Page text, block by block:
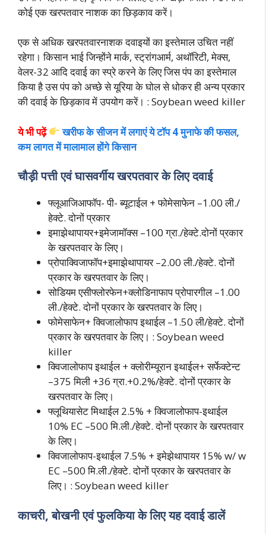
कोई एक खरपतवार नाशक का छिड़काव करें।
एक से अधिक खरपतवारनाशक दवाइयों का इस्तेमाल उचित नहीं
रहेगा। किसान भाई जिन्होंने मार्क, स्ट्रांगआर्म, अथॉरिटी, मेक्स,
वेलर-32 आदि दवाई का स्प्रे करने के लिए जिस पंप का इस्तेमाल
किया है उस पंप को अच्छे से यूरिया के घोल से धोकर ही अन्य प्रकार
की दवाई के छिड़काव में उपयोग करें। : Soybean weed killer
ये भी पढ़ें
खरीफ के सीजन में लगाएं ये टॉप 4 मुनाफे की फसल,
कम लागत में मालामाल होंगे किसान
चौड़ी पत्ती एवं घासवर्गीय खरपतवार के लिए दवाई
फ्लूआजिआफॉप- पी- ब्यूटाईल + फोमेसाफेन –1.00 ली./
हेक्टे. दोनों प्रकार
इमाझेथापायर+इमेजामॉक्स –100 ग्रा./हेक्टे.दोनों प्रकार
के खरपतवार के लिए।
प्रोपाक्विजाफॉप+इमाझेथापायर –2.00 ली./हेक्टे. दोनों
प्रकार के खरपतवार के लिए।
सोडियम एसीफ्लोरफेन+क्लोडिनाफाप प्रोपारगील –1.00
ली./हेक्टे. दोनों प्रकार के खरपतवार के लिए।
फोमेसाफेन+ क्विजालोफाप इथाईल –1.50 ली/हेक्टे. दोनों
प्रकार के खरपतवार के लिए। : Soybean weed
killer
क्विजालोफाप इथाईल + क्लोरीम्यूरान इथाईल+ सर्फेक्टेन्ट
–375 मिली +36 ग्रा.+0.2%/हेक्टे. दोनों प्रकार के
खरपतवार के लिए।
फ्लूथियासेट मिथाईल 2.5% + क्विजालोफाप-इथाईल
10% EC –500 मि.ली./हेक्टे. दोनों प्रकार के खरपतवार
के लिए।
क्विजालोफाप-इथाईल 7.5% + इमेझेथापायर 15% w/ w
EC –500 मि.ली./हेक्टे. दोनों प्रकार के खरपतवार के
लिए। : Soybean weed killer
काचरी, बोखनी एवं फुलकिया के लिए यह दवाई डालें